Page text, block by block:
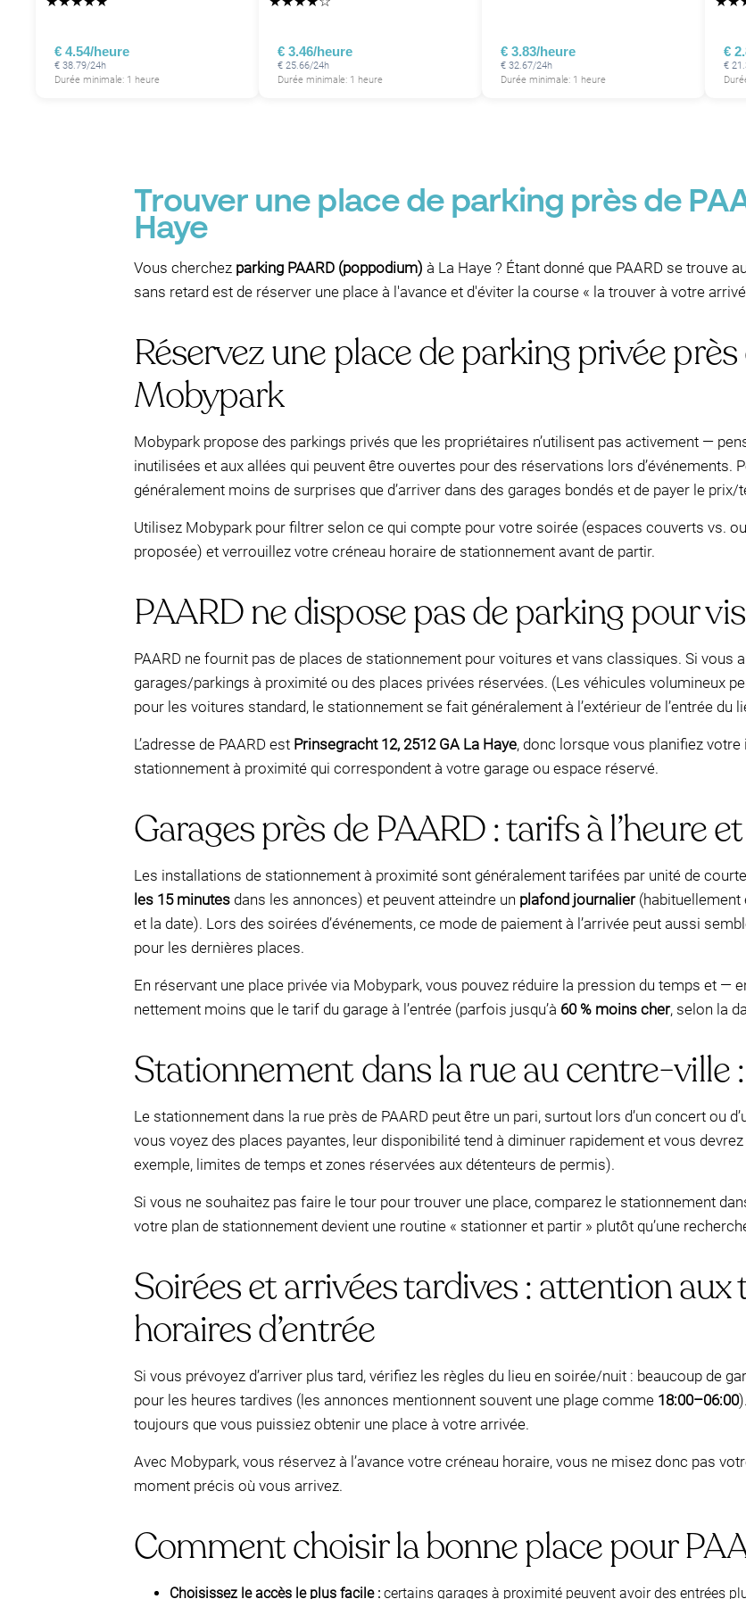
€ 4.54/heure
€ 38.79/24h
Durée minimale: 1 heure
€ 3.46/heure
€ 25.66/24h
Durée minimale: 1 heure
€ 3.83/heure
€ 32.67/24h
Durée minimale: 1 heure
€
€
Trouver une place de parking près de
Haye
Vous cherchez parking PAARD (poppodium) à La Haye ? Étant donné que PAARD se trouve
sans retard est de réserver une place à l'avance et d'éviter la course « la trouver à votre
Réservez une place de parking privée
Mobypark
Mobypark propose des parkings privés que les propriétaires n’utilisent pas activement —
inutilisées et aux allées qui peuvent être ouvertes pour des réservations lors d’événements.
généralement moins de surprises que d’arriver dans des garages bondés et de payer le
Utilisez Mobypark pour filtrer selon ce qui compte pour votre soirée (espaces couverts vs.
proposée) et verrouillez votre créneau horaire de stationnement avant de partir.
PAARD ne dispose pas de parking pour
PAARD ne fournit pas de places de stationnement pour voitures et vans classiques. Si vous
garages/parkings à proximité ou des places privées réservées. (Les véhicules volumineux
pour les voitures standard, le stationnement se fait généralement à l’extérieur de l’entrée du
L’adresse de PAARD est Prinsegracht 12, 2512 GA La Haye, donc lorsque vous planifiez
stationnement à proximité qui correspondent à votre garage ou espace réservé.
Garages près de PAARD : tarifs à l’heure
Les installations de stationnement à proximité sont généralement tarifées par unité de
les 15 minutes dans les annonces) et peuvent atteindre un plafond journalier(habituellement
et la date). Lors des soirées d’événements, ce mode de paiement à l’arrivée peut aussi
pour les dernières places.
En réservant une place privée via Mobypark, vous pouvez réduire la pression du temps et —
nettement moins que le tarif du garage à l’entrée (parfois jusqu’à 60 % moins cher, selon la
Stationnement dans la rue au centre-ville
Le stationnement dans la rue près de PAARD peut être un pari, surtout lors d’un concert ou
vous voyez des places payantes, leur disponibilité tend à diminuer rapidement et vous
exemple, limites de temps et zones réservées aux détenteurs de permis).
Si vous ne souhaitez pas faire le tour pour trouver une place, comparez le stationnement
votre plan de stationnement devient une routine « stationner et partir » plutôt qu’une
Soirées et arrivées tardives : attention
horaires d’entrée
Si vous prévoyez d’arriver plus tard, vérifiez les règles du lieu en soirée/nuit : beaucoup de
pour les heures tardives (les annonces mentionnent souvent une plage comme 18:00–06:00
toujours que vous puissiez obtenir une place à votre arrivée.
Avec Mobypark, vous réservez à l’avance votre créneau horaire, vous ne misez donc pas
moment précis où vous arrivez.
Comment choisir la bonne place pour
Choisissez le accès le plus facile : certains garages à proximité peuvent avoir des entrées